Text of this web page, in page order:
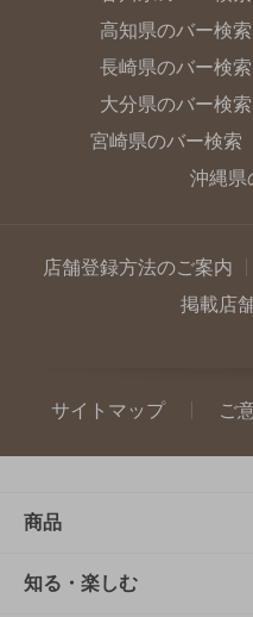
高知県のバー検索
長崎県のバー検索
大分県のバー検索
宮崎県のバー検索
沖縄県
店舗登録方法のご案内
掲載店
サイトマップ ご
商品
商品TOP
知る・楽しむ